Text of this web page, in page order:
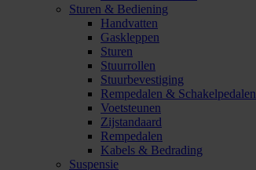
Sturen & Bediening
Handvatten
Gaskleppen
Sturen
Stuurrollen
Stuurbevestiging
Rempedalen & Schakelpedalen
Voetsteunen
Zijstandaard
Rempedalen
Kabels & Bedrading
Suspensie